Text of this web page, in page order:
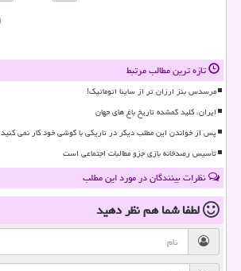
تازه ترین مطالب مرتبط
مرسدس بنز ارزان تر از ساینا اتوماتیک!
ایران، کلید گمشده تاریخ باغ های جهان
پس از خواندن این مطلب دیگر در تاریکی با گوشی خود کار نمی کنید
تأسیس رصدخانه بازی جزو مطالبات اجتماعی است
نظرات بینندگان در مورد این مطلب
لطفا شما همنظر دهید